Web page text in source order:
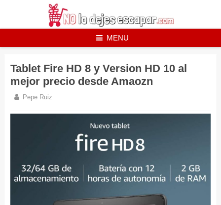
MENU
Tablet Fire HD 8 y Version HD 10 al
mejor precio desde Amaozn
Pepe Ruiz